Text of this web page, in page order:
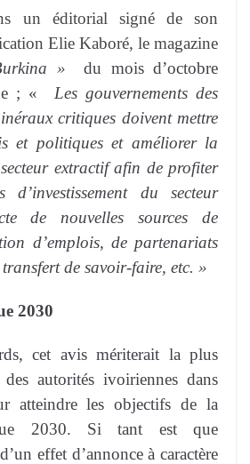
un éditorial signé de son
Elie Kaboré, le magazine
»
du mois d’octobre
; « Les gouvernements des
critiques doivent mettre
et politiques et améliorer la
extractif afin de profiter
d’investissement du secteur
de nouvelles sources de
d’emplois, de partenariats
de savoir-faire, etc. »
2030
cet avis mériterait la plus
autorités ivoiriennes dans
atteindre les objectifs de la
2030. Si tant est que
effet d’annonce à caractère